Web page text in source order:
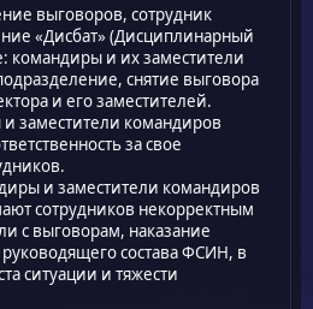
выговоров, сотрудник
«Дисбат» (Дисциплинарный
командиры и их заместители
снятие выговора
и его заместителей.
заместители командиров
за свое
и заместители командиров
сотрудников некорректным
с выговорам, наказание
состава ФСИН, в
ситуации и тяжести